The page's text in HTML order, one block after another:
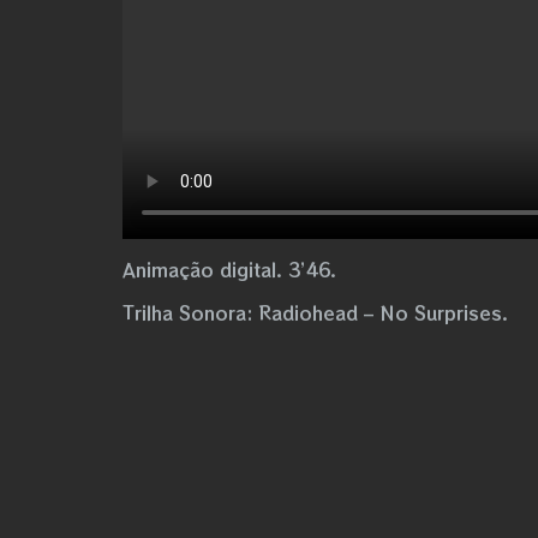
Animação digital. 3’46.
Trilha Sonora: Radiohead – No Surprises.